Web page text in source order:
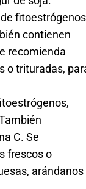
contienen
recomienda
o trituradas,
C. Se
frescos o
arándanos